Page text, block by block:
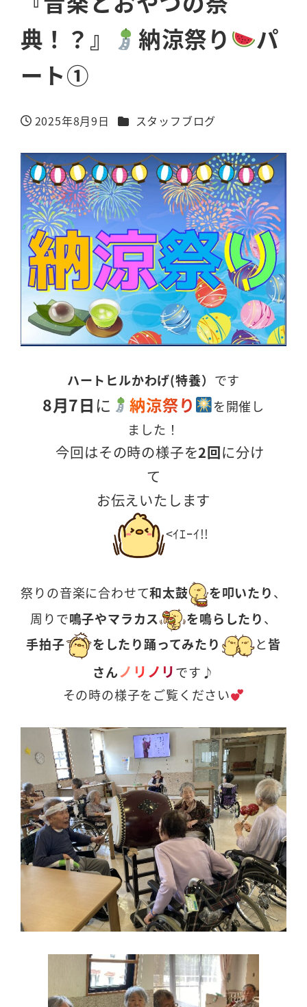
典！？』
納涼祭り
パ
ート①
投稿日
2025年8月9日 カテゴリー
スタッフブログ
ハートヒルかわげ(特養） です
8月7日に 納涼祭り
を開催し
ました！
今回はその時の様子を2回に分け
て
お伝えいたします
<ｲｴｰｲ!!
祭りの音楽に合わせて和太鼓 を叩いたり、
周りで鳴子やマラカス を鳴らしたり、
手拍子
をしたり踊ってみたり と皆
さんノリノリです♪
その時の様子をご覧ください